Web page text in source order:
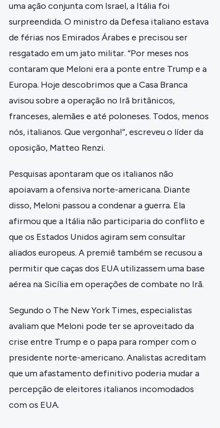
uma ação conjunta com Israel, a Itália foi
surpreendida. O ministro da Defesa italiano estava
de férias nos Emirados Árabes e precisou ser
resgatado em um jato militar. “Por meses nos
contaram que Meloni era a ponte entre Trump e a
Europa. Hoje descobrimos que a Casa Branca
avisou sobre a operação no Irã britânicos,
franceses, alemães e até poloneses. Todos, menos
nós, italianos. Que vergonha!”, escreveu o líder da
oposição, Matteo Renzi.
Pesquisas apontaram que os italianos não
apoiavam a ofensiva norte-americana. Diante
disso, Meloni passou a condenar a guerra. Ela
afirmou que a Itália não participaria do conflito e
que os Estados Unidos agiram sem consultar
aliados europeus. A premiê também se recusou a
permitir que caças dos EUA utilizassem uma base
aérea na Sicília em operações de combate no Irã.
Segundo o The New York Times, especialistas
avaliam que Meloni pode ter se aproveitado da
crise entre Trump e o papa para romper com o
presidente norte-americano. Analistas acreditam
que um afastamento definitivo poderia mudar a
percepção de eleitores italianos incomodados
com os EUA.